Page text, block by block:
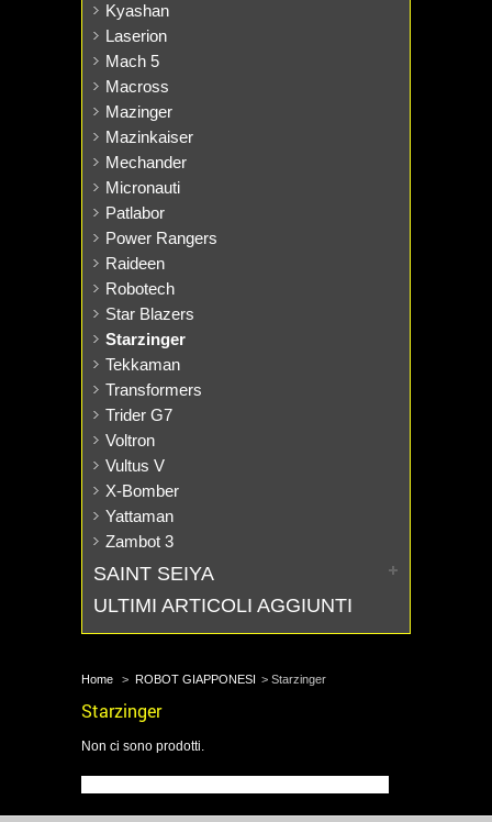
Kyashan
Laserion
Mach 5
Macross
Mazinger
Mazinkaiser
Mechander
Micronauti
Patlabor
Power Rangers
Raideen
Robotech
Star Blazers
Starzinger
Tekkaman
Transformers
Trider G7
Voltron
Vultus V
X-Bomber
Yattaman
Zambot 3
SAINT SEIYA
ULTIMI ARTICOLI AGGIUNTI
Home > ROBOT GIAPPONESI > Starzinger
Starzinger
Non ci sono prodotti.